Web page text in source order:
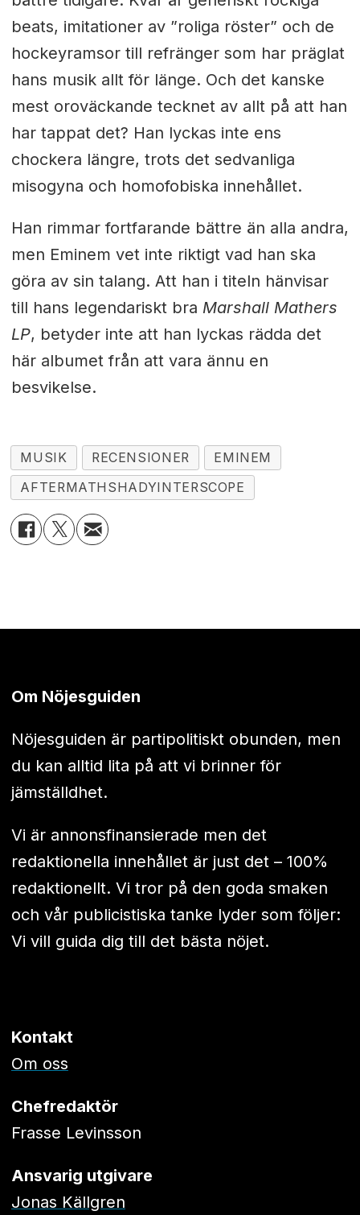
beats, imitationer av ”roliga röster” och de
hockeyramsor till refränger som har präglat
hans musik allt för länge. Och det kanske
mest oroväckande tecknet av allt på att han
har tappat det? Han lyckas inte ens
chockera längre, trots det sedvanliga
misogyna och homofobiska innehållet.
Han rimmar fortfarande bättre än alla andra,
men Eminem vet inte riktigt vad han ska
göra av sin talang. Att han i titeln hänvisar
till hans legendariskt bra Marshall Mathers
LP, betyder inte att han lyckas rädda det
här albumet från att vara ännu en
besvikelse.
MUSIK RECENSIONER
EMINEM
AFTERMATHSHADYINTERSCOPE
Om Nöjesguiden
Nöjesguiden är partipolitiskt obunden, men
du kan alltid lita på att vi brinner för
jämställdhet.
Vi är annonsfinansierade men det
redaktionella innehållet är just det – 100%
redaktionellt. Vi tror på den goda smaken
och vår publicistiska tanke lyder som följer:
Vi vill guida dig till det bästa nöjet.
Kontakt
Om oss
Chefredaktör
Frasse Levinsson
Ansvarig utgivare
Jonas Källgren